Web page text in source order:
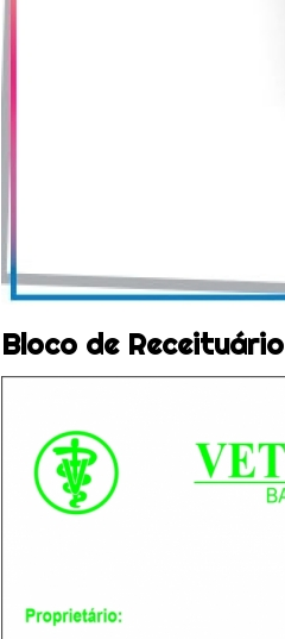
Bloco de Receituário